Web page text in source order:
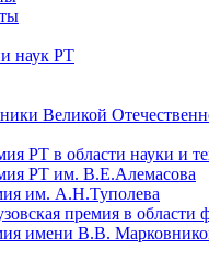
наук РТ
Великой
РТ в области науки и
РТ им. В.Е.Алемасова
им. А.Н.Туполева
премия в области
имени В.В.